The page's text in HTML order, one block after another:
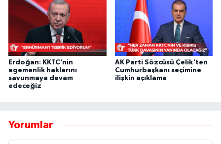
Erdoğan: KKTC’nin
egemenlik haklarını
savunmaya devam
edeceğiz
AK Parti Sözcüsü Çelik'ten
Cumhurbaşkanı seçimine
ilişkin açıklama
Yorumlar